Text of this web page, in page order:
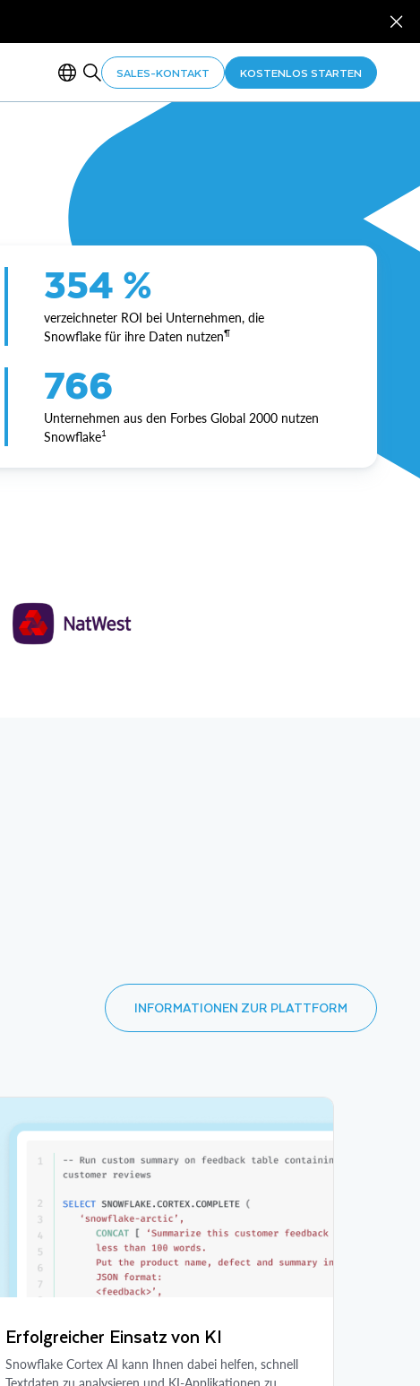
SALES-KONTAKT KOSTENLOS STARTEN
354 %
verzeichneter ROI bei Unternehmen, die
Snowflake für ihre Daten nutzen¶
766
Unternehmen aus den Forbes Global 2000 nutzen
Snowflake1
INFORMATIONEN ZUR PLATTFORM
Erfolgreicher Einsatz von KI
Snowflake Cortex AI kann Ihnen dabei helfen, schnell